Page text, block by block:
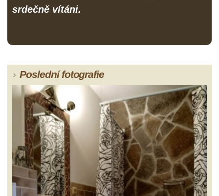
srdečně vítáni.
Poslední fotografie